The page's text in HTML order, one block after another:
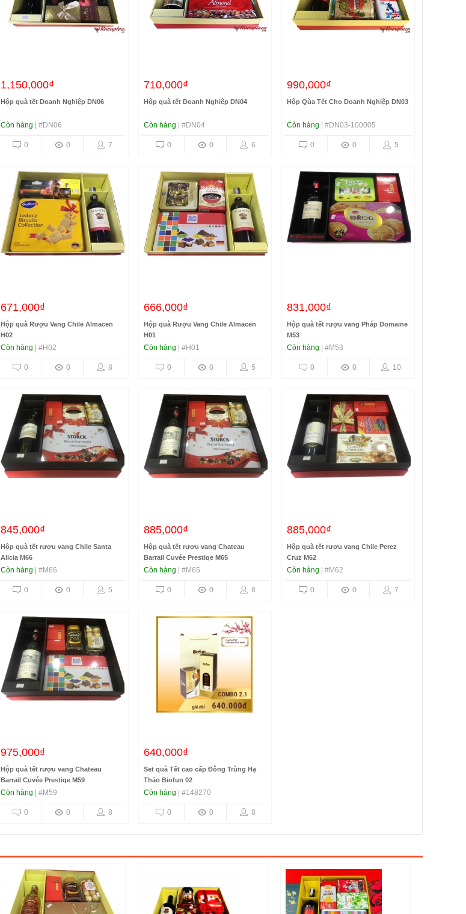
1,150,000₫
Hộp quà tết Doanh Nghiệp DN06
Còn hàng | #DN06
7
0
0
710,000₫
Hộp quà tết Doanh Nghiệp DN04
Còn hàng | #DN04
6
0
0
990,000₫
Hộp Qùa Tết Cho Doanh Nghiệp DN03
Còn hàng | #DN03-100005
5
0
0
671,000₫
Hộp quà Rượu Vang Chile Almacen
H02
Còn hàng | #H02
8
0
0
666,000₫
Hộp quà Rượu Vang Chile Almacen
H01
Còn hàng | #H01
5
0
0
831,000₫
Hộp quà tết rượu vang Pháp Domaine
M53
Còn hàng | #M53
10
0
0
845,000₫
Hộp quà tết rượu vang Chile Santa
Alicia M66
Còn hàng | #M66
5
0
0
885,000₫
Hộp quà tết rượu vang Chateau
Barrail Cuvée Prestige M65
Còn hàng | #M65
8
0
0
885,000₫
Hộp quà tết rượu vang Chile Perez
Cruz M62
Còn hàng | #M62
7
0
0
975,000₫
Hộp quà tết rượu vang Chateau
Barrail Cuvée Prestige M59
Còn hàng | #M59
8
0
0
640,000₫
Set quà Tết cao cấp Đông Trùng Hạ
Thảo Biofun 02
Còn hàng | #148270
8
0
0